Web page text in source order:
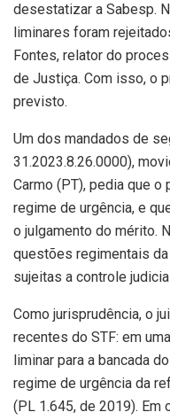
desestatizar a Sabesp.
liminares foram
Fontes, relator do
de Justiça. Com isso, o
previsto.
Um dos mandados de
31.2023.8.26.0000),
Carmo (PT), pedia que
regime de urgência, e
o julgamento do mérito.
questões regimentais
sujeitas a controle
Como jurisprudência, o
recentes do STF: em
liminar para a bancada
regime de urgência da
(PL 1.645, de 2019).